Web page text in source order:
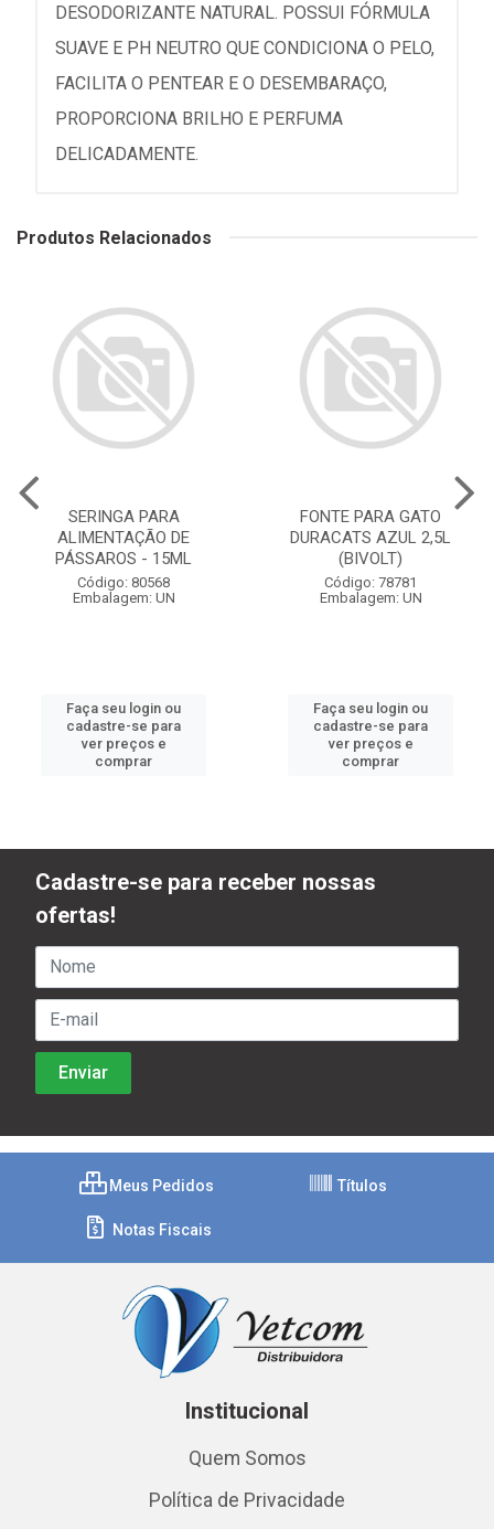
DESODORIZANTE NATURAL. POSSUI FÓRMULA
SUAVE E PH NEUTRO QUE CONDICIONA O PELO,
FACILITA O PENTEAR E O DESEMBARAÇO,
PROPORCIONA BRILHO E PERFUMA
DELICADAMENTE.
Produtos Relacionados
SERINGA PARA
ALIMENTAÇÃO DE
PÁSSAROS - 15ML
Código: 80568
Embalagem: UN
Faça seu login ou
cadastre-se para
ver preços e
comprar
FONTE PARA GATO
DURACATS AZUL 2,5L
(BIVOLT)
Código: 78781
Embalagem: UN
Faça seu login ou
cadastre-se para
ver preços e
comprar
Cadastre-se para receber nossas
ofertas!
Meus Pedidos Títulos
Notas Fiscais
Institucional
Quem Somos
Política de Privacidade